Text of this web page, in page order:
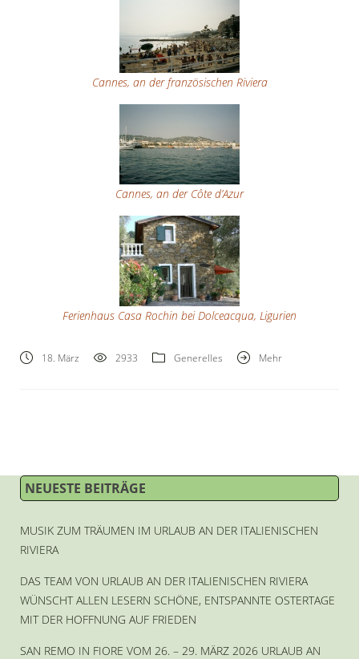
Cannes, an der französischen Riviera
Cannes, an der Côte d’Azur
Ferienhaus Casa Rochin bei Dolceacqua, Ligurien
18. März 2933 Generelles Mehr
NEUESTE BEITRÄGE
MUSIK ZUM TRÄUMEN IM URLAUB AN DER ITALIENISCHEN
RIVIERA
DAS TEAM VON URLAUB AN DER ITALIENISCHEN RIVIERA
WÜNSCHT ALLEN LESERN SCHÖNE, ENTSPANNTE OSTERTAGE
MIT DER HOFFNUNG AUF FRIEDEN
SAN REMO IN FIORE VOM 26. – 29. MÄRZ 2026 URLAUB AN